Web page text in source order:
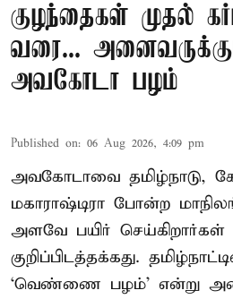
குழந்தைகள் முதல்
வரை...
அவகோடா பழம்
Published on: 06 Aug 2026, 4:09 pm
அவகோடாவை தமிழ்நாடு,
மகாராஷ்டிரா போன்ற
அளவே பயிர் செய்கிறார்கள்
குறிப்பிடத்தக்கது.
‘வெண்ணை பழம்’ என்று